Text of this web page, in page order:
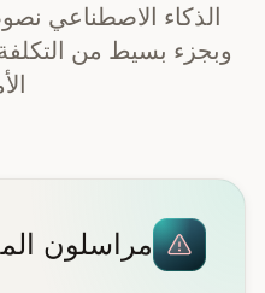
الذكاء الاصطناعي
وبجزء بسيط من
مراسلون